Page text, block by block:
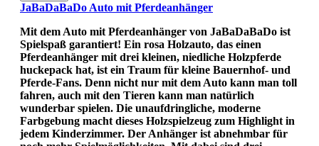
JaBaDaBaDo Auto mit Pferdeanhänger
Mit dem Auto mit Pferdeanhänger von JaBaDaBaDo ist
Spielspaß garantiert! Ein rosa Holzauto, das einen
Pferdeanhänger mit drei kleinen, niedliche Holzpferde
huckepack hat, ist ein Traum für kleine Bauernhof- und
Pferde-Fans. Denn nicht nur mit dem Auto kann man toll
fahren, auch mit den Tieren kann man natürlich
wunderbar spielen. Die unaufdringliche, moderne
Farbgebung macht dieses Holzspielzeug zum Highlight in
jedem Kinderzimmer. Der Anhänger ist abnehmbar für